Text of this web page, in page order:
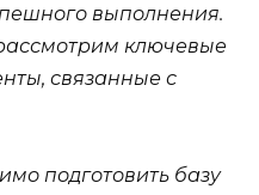
выполнения.
ключевые
связанные с
подготовить базу